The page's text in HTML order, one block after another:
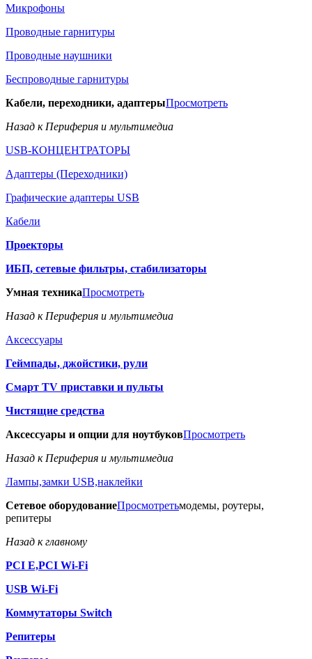
Микрофоны
Проводные гарнитуры
Проводные наушники
Беспроводные гарнитуры
Кабели, переходники, адаптерыПросмотреть
Назад к Периферия и мультимедиа
USB-КОНЦЕНТРАТОРЫ
Адаптеры (Переходники)
Графические адаптеры USB
Кабели
Проекторы
ИБП, сетевые фильтры, стабилизаторы
Умная техникаПросмотреть
Назад к Периферия и мультимедиа
Аксессуары
Геймпады, джойстики, рули
Смарт TV приставки и пульты
Чистящие средства
Аксессуары и опции для ноутбуковПросмотреть
Назад к Периферия и мультимедиа
Лампы,замки USB,наклейки
Сетевое оборудованиеПросмотретьмодемы, роутеры,
репитеры
Назад к главному
PCI E,PCI Wi-Fi
USB Wi-Fi
Коммутаторы Switch
Репитеры